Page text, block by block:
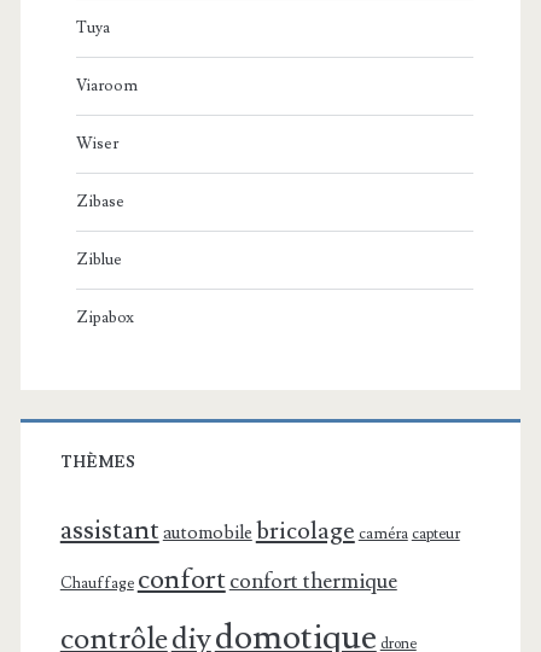
Tuya
Viaroom
Wiser
Zibase
Ziblue
Zipabox
THÈMES
assistant automobile bricolage caméra capteur
Chauffage confortconfort thermique
contrôlediydomotique drone